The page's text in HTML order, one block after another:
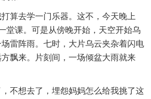
算去学一门乐器。这不，今天晚上
堂课。可是从傍晚开始，天空开始乌
雷阵雨。七时，大片乌云夹杂着闪电
飘来。片刻间，一场倾盆大雨就来
不想去了，埋怨妈妈怎么给我挑了这